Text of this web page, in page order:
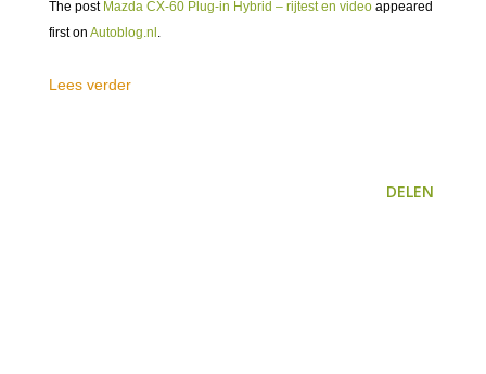
The post Mazda CX-60 Plug-in Hybrid – rijtest en video appeared
first on Autoblog.nl .
Lees verder
DELEN